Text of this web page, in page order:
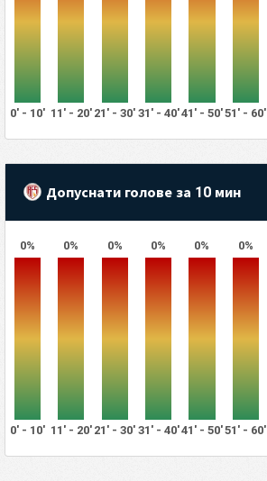
0' - 10' 11' - 20' 21' - 30' 31' - 40'41' - 50'51' - 60'
Допуснати голове за 10 мин
0% 0% 0% 0% 0% 0%
0' - 10' 11' - 20' 21' - 30' 31' - 40'41' - 50'51' - 60'